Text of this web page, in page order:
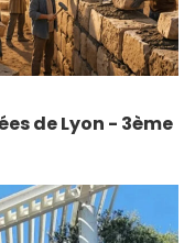
de Lyon - 3ème